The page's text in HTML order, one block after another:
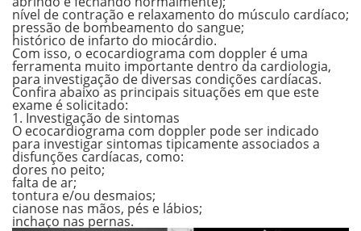
nível de contração e relaxamento do músculo cardíaco;
pressão de bombeamento do sangue;
histórico de infarto do miocárdio.
Com isso, o ecocardiograma com doppler é uma
ferramenta muito importante dentro da cardiologia,
para investigação de diversas condições cardíacas.
Confira abaixo as principais situações em que este
exame é solicitado:
1. Investigação de sintomas
O ecocardiograma com doppler pode ser indicado
para investigar sintomas tipicamente associados a
disfunções cardíacas, como:
dores no peito;
falta de ar;
tontura e/ou desmaios;
cianose nas mãos, pés e lábios;
inchaço nas pernas.